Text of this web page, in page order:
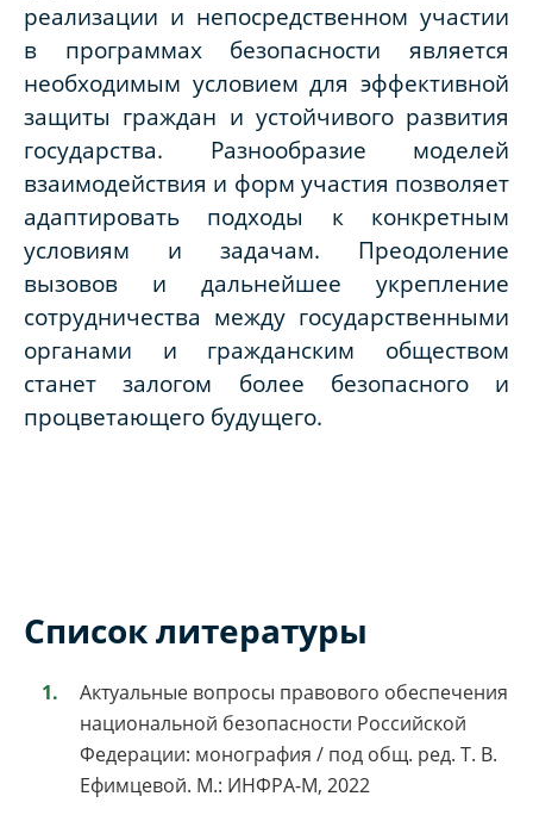
реализации и непосредственном участии
в программах безопасности является
необходимым условием для эффективной
защиты граждан и устойчивого развития
государства. Разнообразие моделей
взаимодействия и форм участия позволяет
адаптировать подходы к конкретным
условиям и задачам. Преодоление
вызовов и дальнейшее укрепление
сотрудничества между государственными
органами и гражданским обществом
станет залогом более безопасного и
процветающего будущего.
Список литературы
Актуальные вопросы правового обеспечения
национальной безопасности Российской
Федерации: монография / под общ. ред. Т. В.
Ефимцевой. М.: ИНФРА-М, 2022